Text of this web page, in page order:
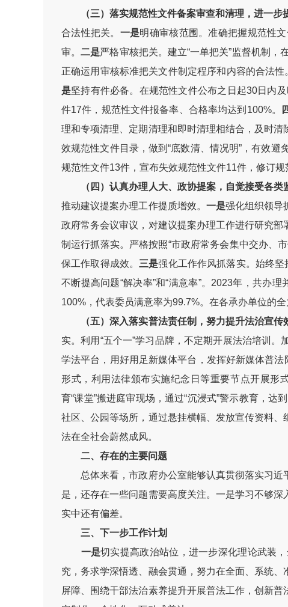
（三）落实规范性文件备案审查和清理，进一步
合法性把关。 一是明确审核范围。准确把握规范性
审。二是严格审核把关。建立“一单把关”监督机制，
正确运用审核标准把关文件制定程序和内容的合法
是坚持有件必备。在规范性文件公布之日起30日内
件17件，规范性文件报备率、合格率均达到100%。
理和专项清理、定期清理和即时清理相结合，及时
效规范性文件目录，做到“底数清、情况明”，有效
规范性文件13件，宣布失效规范性文件11件，修订规
（四）认真办理人大、政协提案，自觉接受各类
推动建议提案办理工作提质增效。 一是强化组织领导
政府常务会议审议，对建议提案办理工作进行研究
制运行抓落实。严格按照“市政府常务会集中交办、
保工作取得成效。 三是强化工作作风抓落实。始终坚
不断提高问题“解决率”和“满意率”。2023年，共办
100%，代表委员满意率为99.7%。在各承办单位的
（五）深入落实普法责任制，努力提升法治宣传
实。利用“五个一”学习品牌，不定期开展法治培训
学法平台，用好用足新媒体平台，发挥好新媒体普法
形式，利用法律颁布实施纪念日等重要节点开展形
育“课堂”搬进庭审现场，通过“沉浸式”警示教育，达
社区、公园等场所，通过悬挂横幅、发放宣传资料
法在全社会蔚然成风。
二、存在的主要问题
总体来看，市政府办公室能够认真贯彻落实习近
是，还存在一些问题需要高度关注。一是学习不够
实中还有偏差。
三、下一步工作计划
一是切实提高政治站位，进一步深化理论武装
究，务求学深悟透、融会贯通，努力在全面、系统
屏障、围绕干部法治素养提升开展普法工作，创新